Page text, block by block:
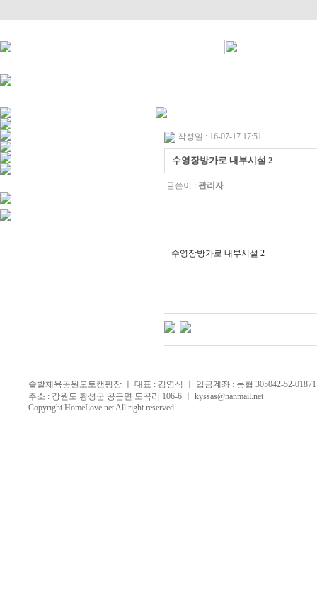
작성일 : 16-07-17 17:51
수영장방가로 내부시설 2
글쓴이 : 관리자
수영장방가로 내부시설 2
솔밭체육공원오토캠핑장 ㅣ 대표 : 김영식 ㅣ 입금계좌 : 농협 305042-52-
주소 : 강원도 횡성군 공근면 도곡리 106-6 ㅣ kyssas@hanmail.net
Copyright HomeLove.netAll right reserved.